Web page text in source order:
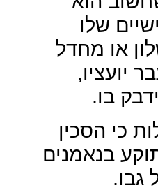
שלו
או מחדל
יועציו,
בו.
כי הסכין
בנאמנים
גבו.